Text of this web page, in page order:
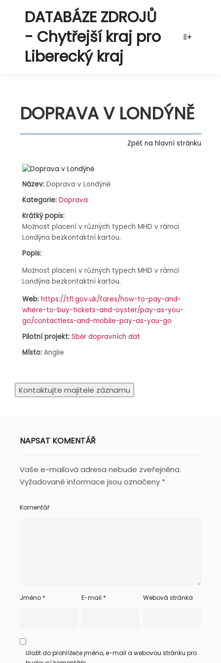
DATABÁZE ZDROJŮ
- Chytřejší kraj pro
Liberecký kraj
DOPRAVA V LONDÝNĚ
Zpět na hlavní stránku
Název: Doprava v Londýně
Kategorie: Doprava
Krátký popis:
Možnost placení v různých typech MHD v rámci
Londýna bezkontaktní kartou.
Popis:
Možnost placení v různých typech MHD v rámci
Londýna bezkontaktní kartou.
Web: https://tfl.gov.uk/fares/how-to-pay-and-
where-to-buy-tickets-and-oyster/pay-as-you-
go/contactless-and-mobile-pay-as-you-go
Pilotní projekt: Sběr dopravních dat
Místo: Anglie
NAPSAT KOMENTÁŘ
Vaše e-mailová adresa nebude zveřejněna.
Vyžadované informace jsou označeny *
Komentář
Jméno * E-mail * Webová stránka
Uložit do prohlížeče jméno, e-mail a webovou stránku pro